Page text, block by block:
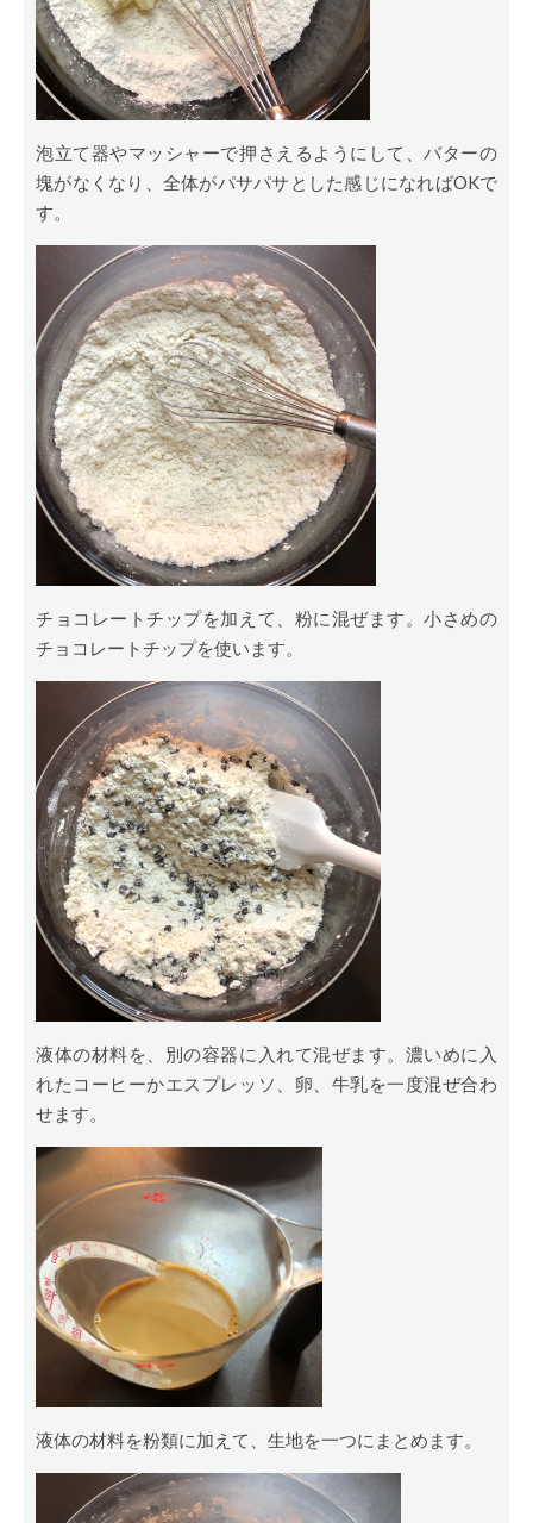
泡立て器やマッシャーで押さえるようにして、バターの
塊がなくなり、全体がパサパサとした感じになればOKで
す。
チョコレートチップを加えて、粉に混ぜます。小さめの
チョコレートチップを使います。
液体の材料を、別の容器に入れて混ぜます。濃いめに入
れたコーヒーかエスプレッソ、卵、牛乳を一度混ぜ合わ
せます。
液体の材料を粉類に加えて、生地を一つにまとめます。